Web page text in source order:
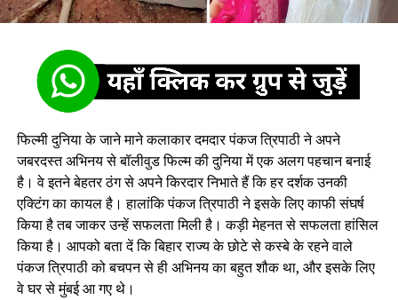
फिल्मी दुनिया के जाने माने कलाकार दमदार पंकज त्रिपाठी ने अपने
जबरदस्त अभिनय से बॉलीवुड फिल्म की दुनिया में एक अलग पहचान बनाई
है। वे इतने बेहतर ठंग से अपने किरदार निभाते हैं कि हर दर्शक उनकी
एक्टिंग का कायल है। हालांकि पंकज त्रिपाठी ने इसके लिए काफी संघर्ष
किया है तब जाकर उन्हें सफलता मिली है। कड़ी मेहनत से सफलता हांसिल
किया है। आपको बता दें कि बिहार राज्य के छोटे से कस्बे के रहने वाले
पंकज त्रिपाठी को बचपन से ही अभिनय का बहुत शौक था, और इसके लिए
वे घर से मुंबई आ गए थे।